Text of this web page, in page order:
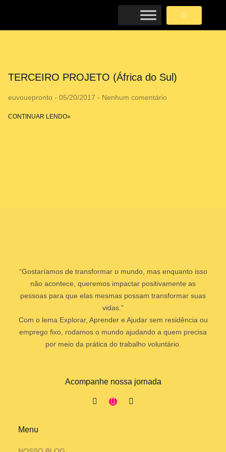
TERCEIRO PROJETO (África do Sul)
euvouepronto 05/20/2017 Nenhum comentário
CONTINUAR LENDO»
“Gostaríamos de transformar o mundo, mas enquanto isso
não acontece, queremos impactar positivamente as
pessoas para que elas mesmas possam transformar suas
vidas.”
Com o lema Explorar, Aprender e Ajudar sem residência ou
emprego fixo, rodamos o mundo ajudando a quem precisa
por meio da prática do trabalho voluntário.
Acompanhe nossa jornada
Menu